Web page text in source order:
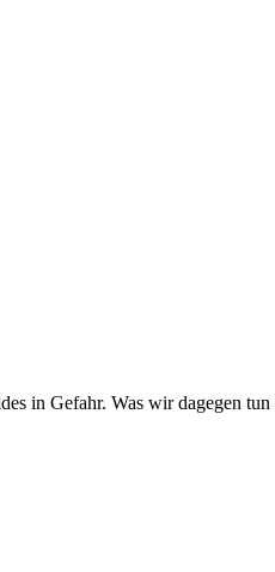
in Gefahr. Was wir dagegen